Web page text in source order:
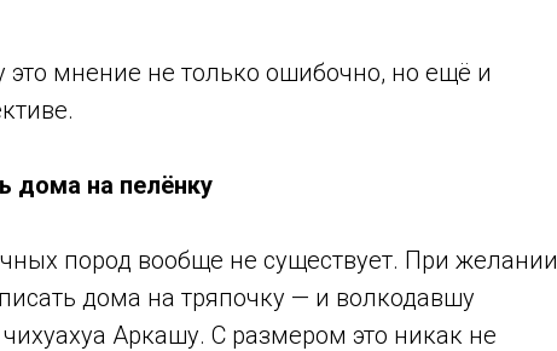
мнение не только ошибочно, но ещё и
дома на пелёнку
пород вообще не существует. При желании
дома на тряпочку — и волкодавшу
Аркашу. С размером это никак не